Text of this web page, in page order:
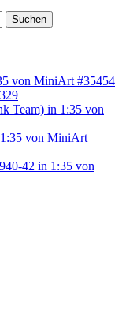
Suchen
von MiniArt #35454
Team) in 1:35 von
von MiniArt
42 in 1:35 von